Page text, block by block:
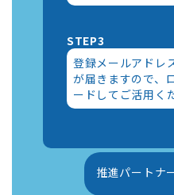
STEP3
登録メールアドレ
が届きますので、
ードしてご活用く
推進パートナ